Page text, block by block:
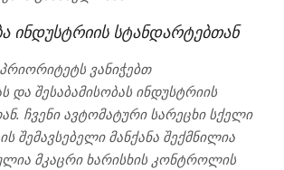
ინდუსტრიის სტანდარტებთან
პრიორიტეტს ვანიჭებთ
და შესაბამისობას ინდუსტრიის
ჩვენი ავტომატური სარეცხი სქელი
შემავსებელი მანქანა შექმნილია
მკაცრი ხარისხის კონტროლის